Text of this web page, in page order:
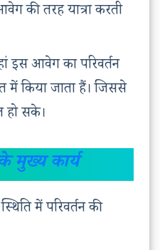
की तरह यात्रा करती
इस आवेग का परिवर्तन
में किया जाता हैं। जिससे
सके।
मुख्य कार्य
में परिवर्तन की